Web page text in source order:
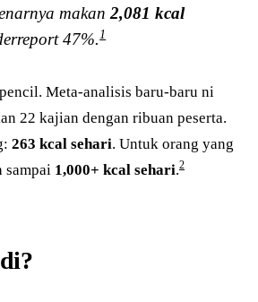
makan2,081 kcal
47%.1
Meta-analisis baru-baru ni
22 kajian dengan ribuan peserta.
263 kcal sehari. Untuk orang yang
sampai 1,000+ kcal sehari.2